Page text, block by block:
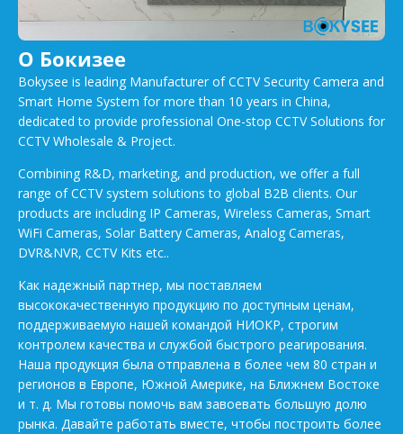
О Бокизее
Bokysee is leading Manufacturer of CCTV Security Camera and
Smart Home System for more than 10 years in China,
dedicated to provide professional One-stop CCTV Solutions for
CCTV Wholesale & Project.
Combining R&D, marketing, and production, we offer a full
range of CCTV system solutions to global B2B clients. Our
products are including IP Cameras, Wireless Cameras, Smart
WiFi Cameras, Solar Battery Cameras, Analog Cameras,
DVR&NVR, CCTV Kits etc..
Как надежный партнер, мы поставляем
высококачественную продукцию по доступным ценам,
поддерживаемую нашей командой НИОКР, строгим
контролем качества и службой быстрого реагирования.
Наша продукция была отправлена в более чем 80 стран и
регионов в Европе, Южной Америке, на Ближнем Востоке
и т. д. Мы готовы помочь вам завоевать большую долю
рынка. Давайте работать вместе, чтобы построить более